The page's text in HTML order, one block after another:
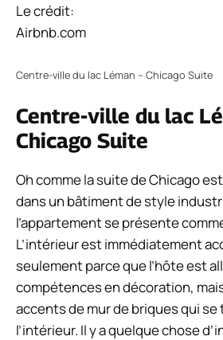
Le crédit:
Airbnb.com
Centre-ville du lac Léman – Chicago Suite
Centre-ville du lac
Chicago Suite
Oh comme la suite de Chicago
dans un bâtiment de style
l’appartement se présente
L’intérieur est immédiatement
seulement parce que l’hôte est
compétences en décoration,
accents de mur de briques qui
l’intérieur. Il y a quelque chose